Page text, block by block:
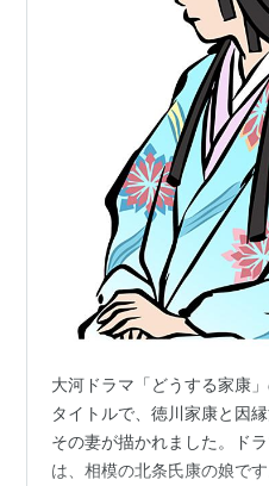
大河ドラマ「どうする家康
タイトルで、徳川家康と因
その妻が描かれました。ド
は、相模の北条氏康の娘で